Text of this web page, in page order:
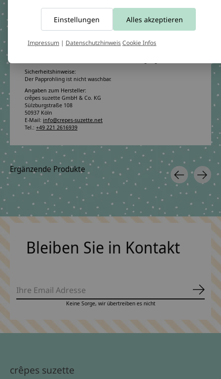
100% Baumwollstoff OEKO-TEX 100
100% Pappe
Sicherheitshinweise:
Der Papprohling ist nicht waschbar.
Angaben zum Hersteller:
crêpes suzette GmbH & Co. KG
Sülzburgstraße 108
50937 Köln
E-Mail: info@crepes-suzette.net
Tel.: +49 221 2616939
Ergänzende Produkte
Carousel items
Bleiben Sie in Kontakt
Keine Sorge, wir übertreiben es nicht
crêpes suzette
Einstellungen Alles akzeptieren
Impressum | DatenschutzhinweisCookie Infos